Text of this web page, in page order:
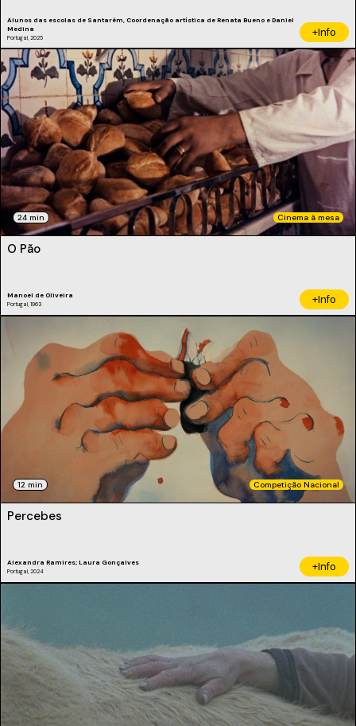
Alunos das escolas de Santarém, Coordenação artística de Renata Bueno e Daniel
Medina
Portugal, 2025 +Info
24 min Cinema à mesa
O Pão
Manoel de Oliveira
Portugal, 1963 +Info
12 min Competição Nacional
Percebes
Alexandra Ramires; Laura Gonçalves
Portugal, 2024 +Info